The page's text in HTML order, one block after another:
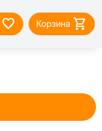
 Корзина 